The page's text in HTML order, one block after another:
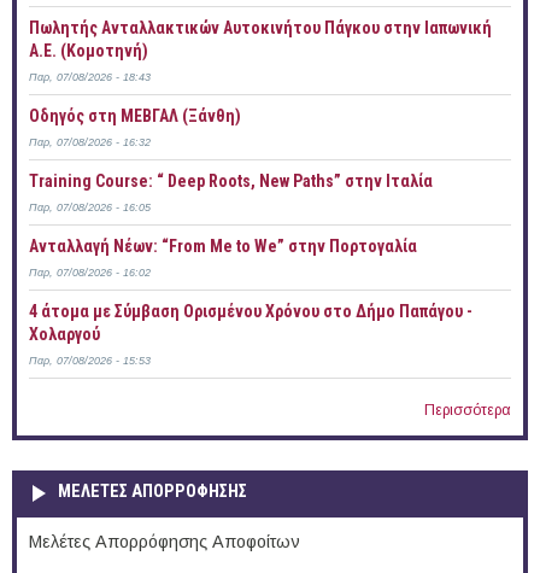
Πωλητής Ανταλλακτικών Αυτοκινήτου Πάγκου στην Ιαπωνική
Α.Ε. (Κομοτηνή)
Παρ, 07/08/2026 - 18:43
Οδηγός στη ΜΕΒΓΑΛ (Ξάνθη)
Παρ, 07/08/2026 - 16:32
Training Course: “ Deep Roots, New Paths” στην Ιταλία
Παρ, 07/08/2026 - 16:05
Ανταλλαγή Νέων: “From Me to We” στην Πορτογαλία
Παρ, 07/08/2026 - 16:02
4 άτομα με Σύμβαση Ορισμένου Χρόνου στο Δήμο Παπάγου -
Χολαργού
Παρ, 07/08/2026 - 15:53
Περισσότερα
ΜΕΛΕΤΕΣ ΑΠΟΡΡΟΦΗΣΗΣ
Μελέτες Απορρόφησης Αποφοίτων